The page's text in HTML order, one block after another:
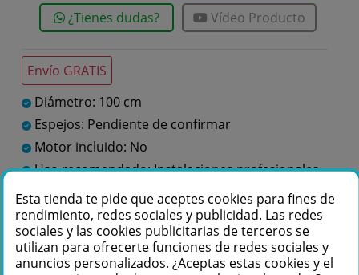
Envío GRATIS
Diámetro: 100 cm
Espejos: Pendiente de confirmar
Motor incluido: No
Uso recomendado: Instalaciones profesionales
Te podemos ayudar
+34 976 36 61 60
¿Tienes dudas? Vídeo Producto
Esta tienda te pide que aceptes cookies para fines de
rendimiento, redes sociales y publicidad. Las redes
sociales y las cookies publicitarias de terceros se
utilizan para ofrecerte funciones de redes sociales y
anuncios personalizados. ¿Aceptas estas cookies y el